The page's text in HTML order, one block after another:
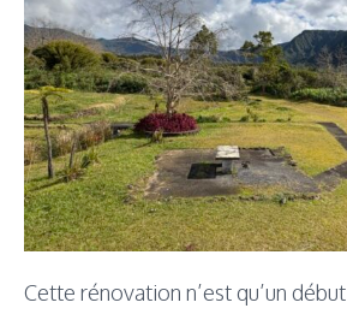
Cette rénovation n’est qu’un début